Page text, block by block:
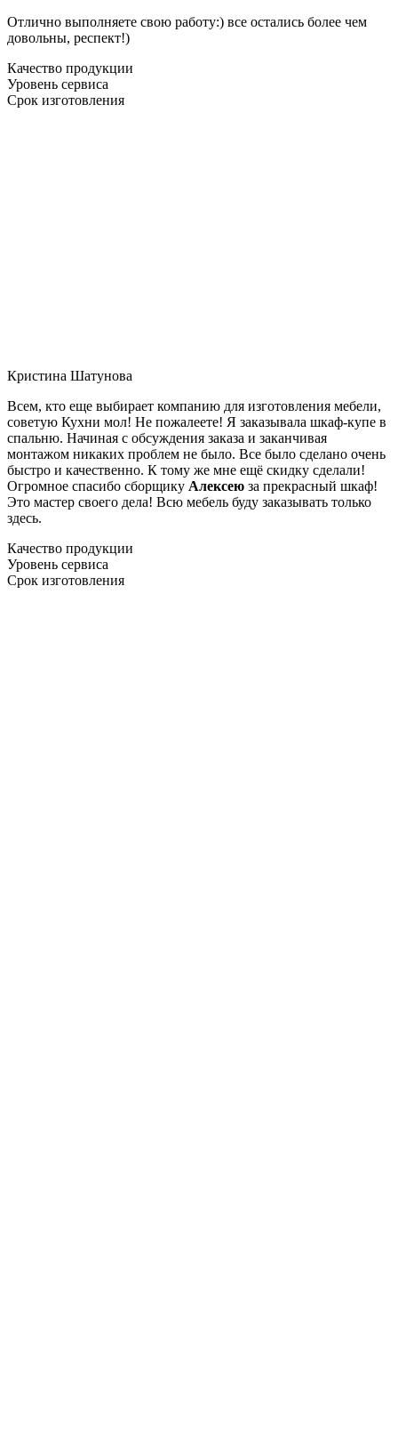
Отлично выполняете свою работу:) все остались более чем
довольны, респект!)
Качество продукции
Уровень сервиса
Срок изготовления
Кристина Шатунова
Всем, кто еще выбирает компанию для изготовления мебели,
советую Кухни мол! Не пожалеете! Я заказывала шкаф-купе в
спальню. Начиная с обсуждения заказа и заканчивая
монтажом никаких проблем не было. Все было сделано очень
быстро и качественно. К тому же мне ещё скидку сделали!
Огромное спасибо сборщику Алексею за прекрасный шкаф!
Это мастер своего дела! Всю мебель буду заказывать только
здесь.
Качество продукции
Уровень сервиса
Срок изготовления